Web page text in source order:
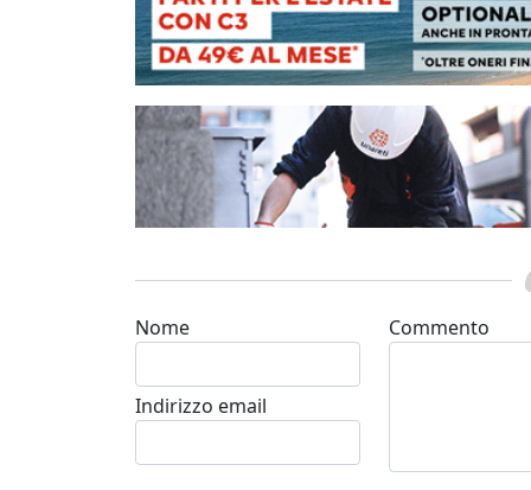
Nome
Indirizzo email
Commento